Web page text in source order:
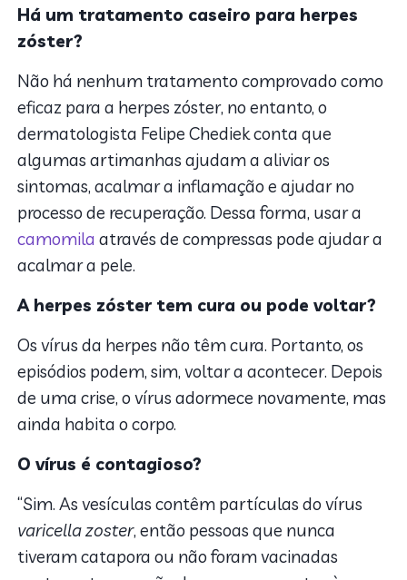
Há um tratamento caseiro para herpes
zóster?
Não há nenhum tratamento comprovado como
eficaz para a herpes zóster, no entanto, o
dermatologista Felipe Chediek conta que
algumas artimanhas ajudam a aliviar os
sintomas, acalmar a inflamação e ajudar no
processo de recuperação. Dessa forma, usar a
camomila através de compressas pode ajudar a
acalmar a pele.
A herpes zóster tem cura ou pode voltar?
Os vírus da herpes não têm cura. Portanto, os
episódios podem, sim, voltar a acontecer. Depois
de uma crise, o vírus adormece novamente, mas
ainda habita o corpo.
O vírus é contagioso?
“Sim. As vesículas contêm partículas do vírus
varicella zoster, então pessoas que nunca
tiveram catapora ou não foram vacinadas